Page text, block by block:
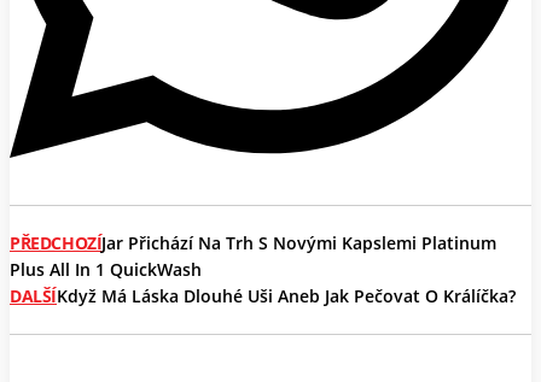
PŘEDCHOZÍJar Přichází Na Trh S Novými Kapslemi Platinum
Plus All In 1 QuickWash
DALŠÍKdyž Má Láska Dlouhé Uši Aneb Jak Pečovat O Králíčka?